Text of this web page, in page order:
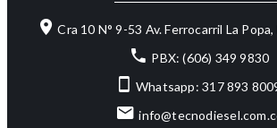
Cra 10 N° 9-53 Av. Ferrocarril La
PBX: (606) 349 9830
Whatsapp: 317 893